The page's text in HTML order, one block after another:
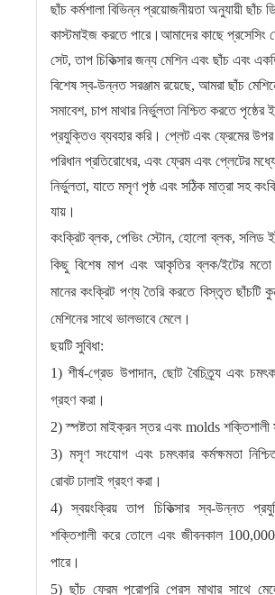
ছাঁচ কর্মশালা বিভিন্ন প্রয়োজনীয়তা অনুযায়ী ছাঁচ
কাস্টমাইজ করতে পারে।আমাদের কাছে প্রসেসিং
সেট, তাপ চিকিত্সার জন্য মেশিন এবং ছাঁচ এবং
বিশেষ স্ব-উন্নত সরঞ্জাম রয়েছে, আমরা ছাঁচ
সমাবেশ, চাপ মাথার নির্ভুলতা নিশ্চিত করতে
প্রযুক্তিও ব্যবহার করি। প্লেট এবং ফ্রেমের
পরিধান প্রতিরোধের, এবং ফ্রেম এবং প্লেটের
নির্ভুলতা, যাতে মসৃণ পৃষ্ঠ এবং সঠিক মাত্রা সহ
যায়।
কংক্রিট ব্লক, পেভিং স্টোন, হোলো ব্লক, সলিড
কিছু বিশেষ মাপ এবং আকৃতির ব্লক/ইটের
মানের কংক্রিট পণ্য তৈরি করতে বিস্তৃত ছাঁচটি
মেশিনের সাথে ভালভাবে মেলে।
ছয়টি সুবিধা:
1) শীর্ষ-গ্রেড উপাদান, ছোট বৈচিত্র্য এবং
গ্রহণ করা।
2) স্পষ্টতা মাইক্রন স্তর এবং molds শক্তিশালী
3) মসৃণ সংযোগ এবং চমৎকার কর্মক্ষমতা
রোবট ঢালাই গ্রহণ করা।
4) স্বয়ংক্রিয় তাপ চিকিত্সার স্ব-উন্নত
শক্তিশালী করে তোলে এবং জীবনকাল 100,000
পারে।
5) ছাঁচ ফ্রেম পুরোপুরি প্রেস মাথার সাথে